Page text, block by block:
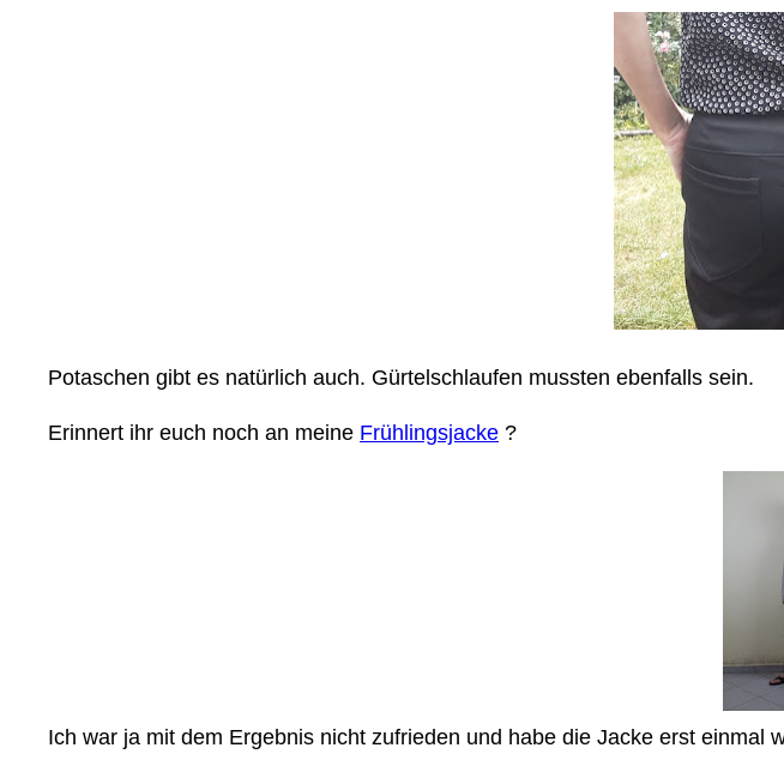
Potaschen gibt es natürlich auch. Gürtelschlaufen mussten ebenfalls sein.
Erinnert ihr euch noch an meine Frühlingsjacke ?
Ich war ja mit dem Ergebnis nicht zufrieden und habe die Jacke erst